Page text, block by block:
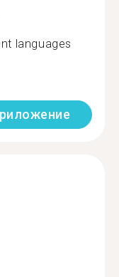
languages